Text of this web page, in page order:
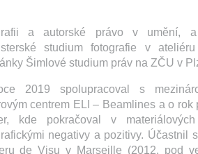
a autorské právo v umění,
studium fotografie v
Šimlové studium práv na ZČU v
2019 spolupracoval s
centrem ELI – Beamlines a o
kde pokračoval v
negativy a pozitivy. Účastnil
de Visu v Marseille (2012, pod